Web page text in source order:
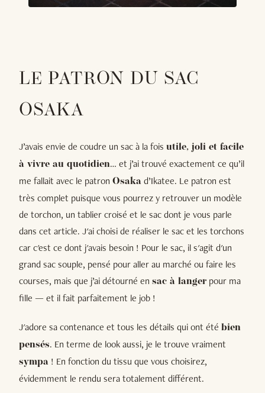
LE PATRON DU SAC
OSAKA
J’avais envie de coudre un sac à la fois utile, joli et facile
à vivre au quotidien… et j’ai trouvé exactement ce qu’il
me fallait avec le patron Osaka d’Ikatee. Le patron est
très complet puisque vous pourrez y retrouver un modèle
de torchon, un tablier croisé et le sac dont je vous parle
dans cet article. J'ai choisi de réaliser le sac et les torchons
car c'est ce dont j'avais besoin ! Pour le sac, il s'agit d'un
grand sac souple, pensé pour aller au marché ou faire les
courses, mais que j’ai détourné en sac à langer pour ma
fille — et il fait parfaitement le job !
J'adore sa contenance et tous les détails qui ont été bien
pensés. En terme de look aussi, je le trouve vraiment
sympa ! En fonction du tissu que vous choisirez,
évidemment le rendu sera totalement différent.